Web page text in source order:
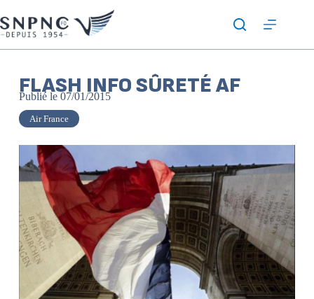
FLASH INFO SÛRETÉ AF
Publié le 07/01/2015
Air France